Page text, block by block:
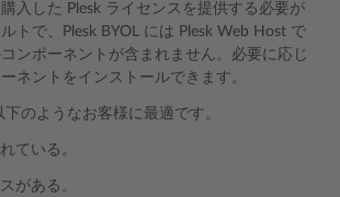
入した Plesk ライセンスを提供する必要が
トで、Plesk BYOL には Plesk Web Host で
ンポーネントが含まれません。必要に応じ
ネントをインストールできます。
下のようなお客様に最適です。
ている。
がある。